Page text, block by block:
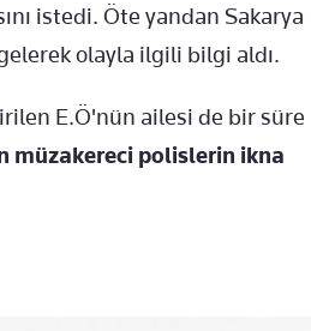
istedi. Öte yandan Sakarya
olayla ilgili bilgi aldı.
E.Ö'nün ailesi de bir süre
müzakereci polislerin ikna